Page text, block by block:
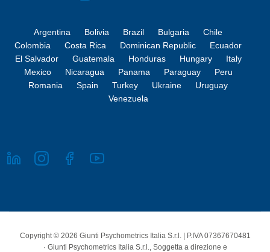
Argentina Bolivia Brazil Bulgaria
Chile
Colombia
Costa Rica Dominican Republic
Ecuador
El Salvador
Guatemala Honduras Hungary
Italy
Mexico
Nicaragua Panama Paraguay
Peru
Romania
Spain Turkey Ukraine
Uruguay
Venezuela
Copyright © 2026 Giunti Psychometrics Italia S.r.l. | P.IVA 07367670481
· Giunti Psychometrics Italia S.r.l., Soggetta a direzione e